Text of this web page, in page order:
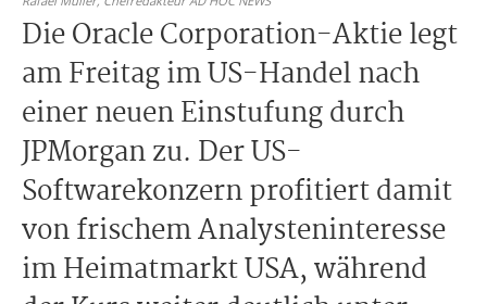
Die Oracle Corporation-Aktie legt
am Freitag im US-Handel nach
einer neuen Einstufung durch
JPMorgan zu. Der US-
Softwarekonzern profitiert damit
von frischem Analysteninteresse
im Heimatmarkt USA, während